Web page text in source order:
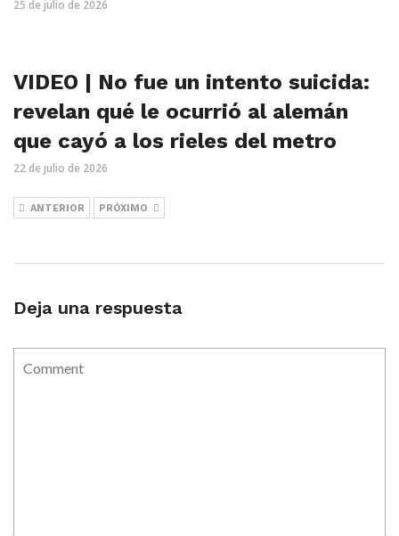
25 de julio de 2026
VIDEO | No fue un intento suicida:
revelan qué le ocurrió al alemán
que cayó a los rieles del metro
22 de julio de 2026
ANTERIOR PRÓXIMO
Deja una respuesta